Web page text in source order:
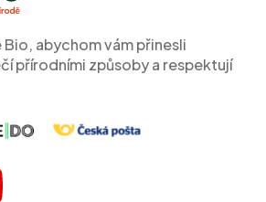
Bio, abychom vám přinesli
přírodními způsoby a respektují